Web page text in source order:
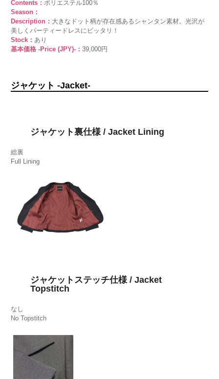
Contents：ポリエステル100％
Season：
Description： 大きなドット柄が存在感あるシャンタン素材。光沢が
美しくパーティードレスにピッタリ！
Stock：あり
基本価格 -Price (JPY)-：39,000円
ジャケット -Jacket-
ジャケット裏仕様 / Jacket Lining
総裏
Full Lining
ジャケットステッチ仕様 / Jacket
Topstitch
なし
No Topstitch